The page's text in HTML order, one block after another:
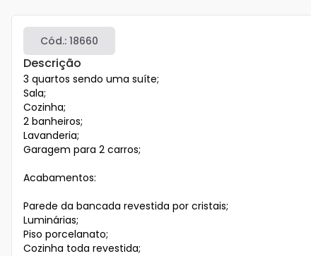
Cód.: 18660
Descrição
3 quartos sendo uma suíte;
Sala;
Cozinha;
2 banheiros;
Lavanderia;
Garagem para 2 carros;
Acabamentos:
Parede da bancada revestida por cristais;
Luminárias;
Piso porcelanato;
Cozinha toda revestida;